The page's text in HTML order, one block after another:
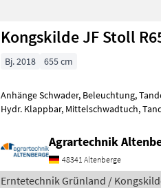
Kongskilde JF Stoll
Bj. 2018 655 cm
Anhänge Schwader, Beleuchtung,
Hydr. Klappbar, Mittelschwadtuch, Tandem, Fahrwerk, Warntafeln mit
Agrartechnik
48341 Altenberge
Erntetechnik Grünland /